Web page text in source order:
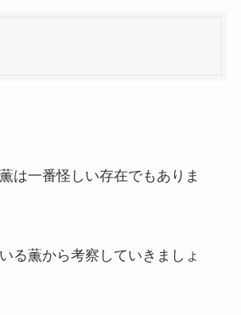
は一番怪しい存在でもありま
る薫から考察していきましょ